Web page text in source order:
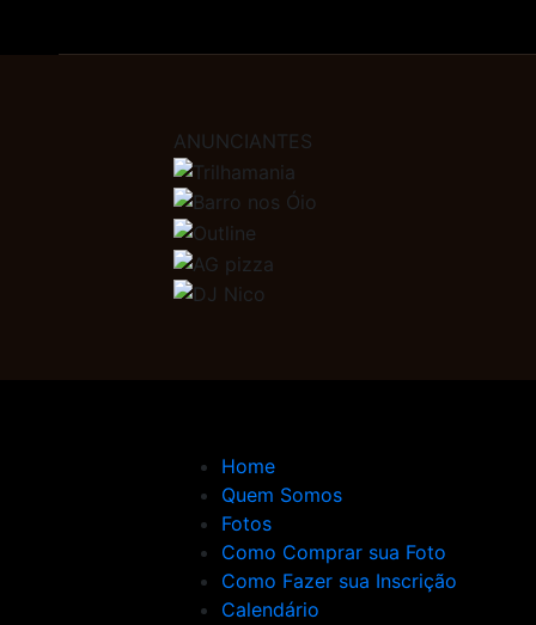
ANUNCIANTES
Home
Quem Somos
Fotos
Como Comprar sua Foto
Como Fazer sua Inscrição
Calendário